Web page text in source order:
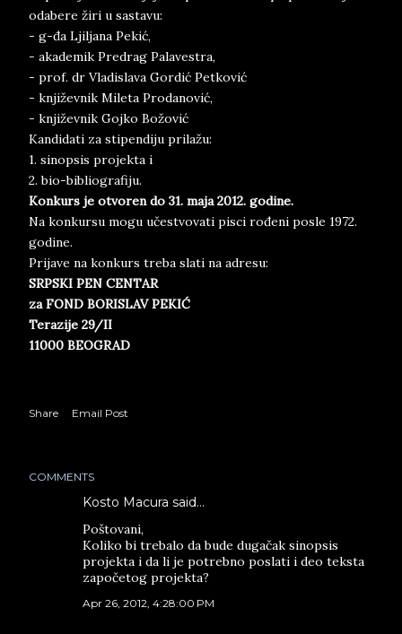
odabere žiri u sastavu:
- g-đa Ljiljana Pekić,
- akademik Predrag Palavestra,
- prof. dr Vladislava Gordić Petković
- književnik Mileta Prodanović,
- književnik Gojko Božović
Kandidati za stipendiju prilažu:
1. sinopsis projekta i
2. bio-bibliografiju.
Konkurs je otvoren do 31. maja 2012. godine.
Na konkursu mogu učestvovati pisci rođeni posle 1972.
godine.
Prijave na konkurs treba slati na adresu:
SRPSKI PEN CENTAR
za FOND BORISLAV PEKIĆ
Terazije 29/II
11000 BEOGRAD
Share Email Post
COMMENTS
Kosto Macura said…
Poštovani,
Koliko bi trebalo da bude dugačak sinopsis
projekta i da li je potrebno poslati i deo teksta
započetog projekta?
Apr 26, 2012, 4:28:00 PM